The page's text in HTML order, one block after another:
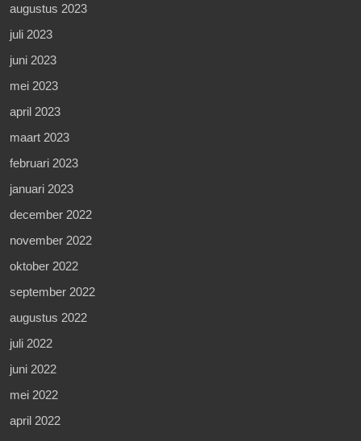
augustus 2023
juli 2023
juni 2023
mei 2023
april 2023
maart 2023
februari 2023
januari 2023
december 2022
november 2022
oktober 2022
september 2022
augustus 2022
juli 2022
juni 2022
mei 2022
april 2022